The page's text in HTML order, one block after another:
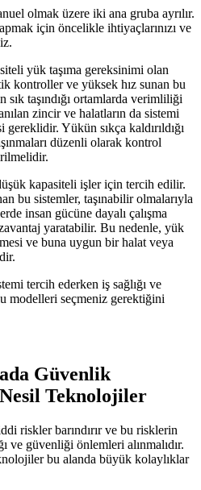
olmak üzere iki ana gruba ayrılır.
için öncelikle ihtiyaçlarınızı ve
yük taşıma gereksinimi olan
kontroller ve yüksek hız sunan bu
taşındığı ortamlarda verimliliği
zincir ve halatların da sistemi
Yükün sıkça kaldırıldığı
düzenli olarak kontrol
kapasiteli işler için tercih edilir.
bu sistemler, taşınabilir olmalarıyla
insan gücüne dayalı çalışma
yaratabilir. Bu nedenle, yük
ve buna uygun bir halat veya
tercih ederken iş sağlığı ve
modelleri seçmeniz gerektiğini
Güvenlik
Teknolojiler
riskler barındırır ve bu risklerin
ve güvenliği önlemleri alınmalıdır.
bu alanda büyük kolaylıklar